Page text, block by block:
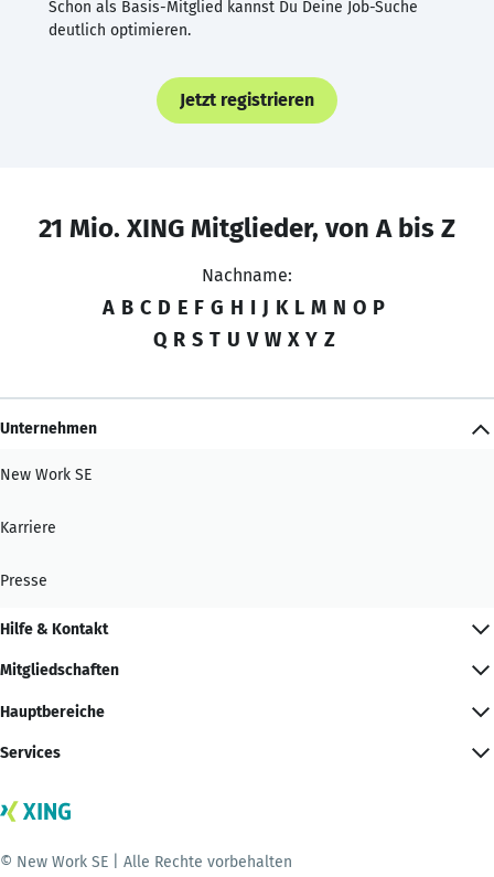
Schon als Basis-Mitglied kannst Du Deine Job-Suche
deutlich optimieren.
Jetzt registrieren
21 Mio. XING Mitglieder, von A bis Z
Nachname:
A B C D E F G H I J K L M N O P
Q R S T U V W X Y Z
Unternehmen
New Work SE
Karriere
Presse
Hilfe & Kontakt
Mitgliedschaften
Hauptbereiche
Services
© New Work SE | Alle Rechte vorbehalten